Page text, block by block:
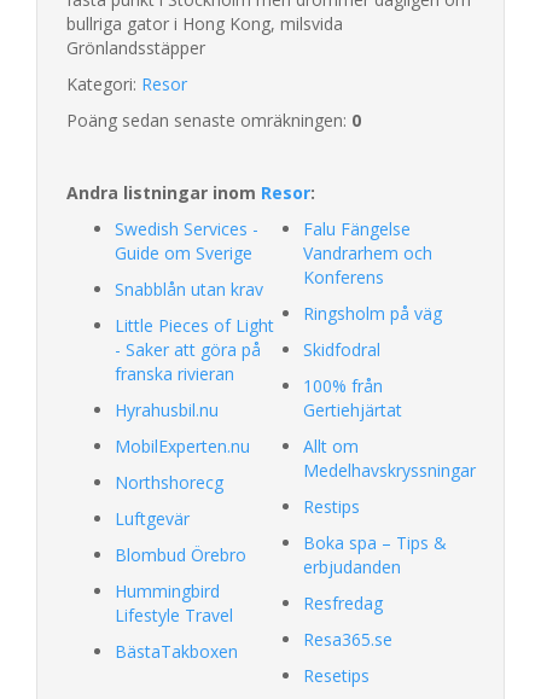
bullriga gator i Hong Kong, milsvida
Grönlandsstäpper
Kategori: Resor
Poäng sedan senaste omräkningen: 0
Andra listningar inom Resor:
Swedish Services -
Guide om Sverige
Snabblån utan krav
Little Pieces of Light
- Saker att göra på
franska rivieran
Hyrahusbil.nu
MobilExperten.nu
Northshorecg
Luftgevär
Blombud Örebro
Hummingbird
Lifestyle Travel
BästaTakboxen
Falu Fängelse
Vandrarhem och
Konferens
Ringsholm på väg
Skidfodral
100% från
Gertiehjärtat
Allt om
Medelhavskryssningar
Restips
Boka spa – Tips &
erbjudanden
Resfredag
Resa365.se
Resetips